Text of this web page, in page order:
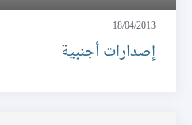
18/04/2013
إصدارات أجنبية